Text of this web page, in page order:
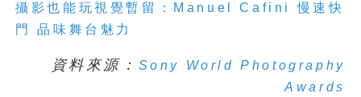
攝影也能玩視覺暫留：Manuel Cafini 慢速快
門 品味舞台魅力
資料來源： Sony World Photography
Awards